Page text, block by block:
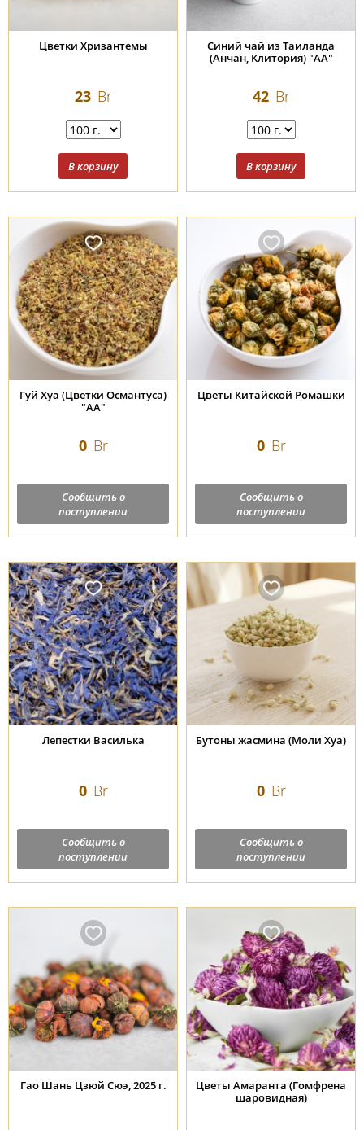
Цветки Хризантемы
23 Br
Синий чай из Таиланда
(Анчан, Клитория) "АА"
42 Br
Гуй Хуа (Цветки Османтуса)
"АА"
0 Br
Сообщить о
поступлении
Цветы Китайской Ромашки
0 Br
Сообщить о
поступлении
Лепестки Василька
0 Br
Сообщить о
поступлении
Бутоны жасмина (Моли Хуа)
0 Br
Сообщить о
поступлении
Гао Шань Цзюй Сюэ, 2025 г.
Цветы Амаранта (Гомфрена
шаровидная)